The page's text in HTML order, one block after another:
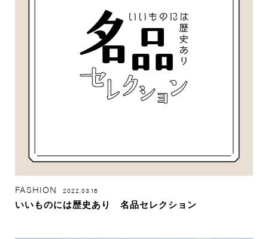
FASHION 2022.03.16
いいものには歴史あり 名品セレクション